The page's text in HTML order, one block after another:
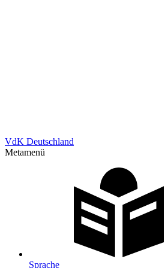
VdK Deutschland
Metamenü
Sprache